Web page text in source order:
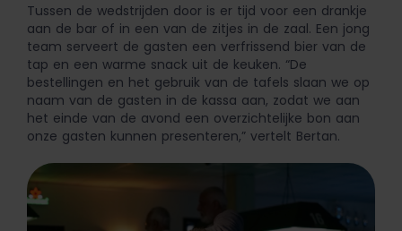
Tussen de wedstrijden door is er tijd voor een drankje
aan de bar of in een van de zitjes in de zaal. Een jong
team serveert de gasten een verfrissend bier van de
tap en een warme snack uit de keuken. “De
bestellingen en het gebruik van de tafels slaan we op
naam van de gasten in de kassa aan, zodat we aan
het einde van de avond een overzichtelijke bon aan
onze gasten kunnen presenteren,” vertelt Bertan.